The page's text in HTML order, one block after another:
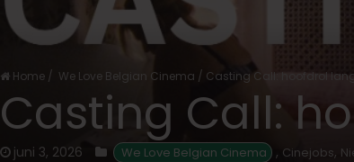
Home / We Love Belgian Cinema / Casting Call: hoofdrol
Casting Call:
juni 3, 2026 We Love Belgian Cinema , Cinejobs,